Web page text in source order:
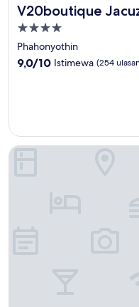
V20boutique
V20boutique Jacuzzi
Properti
bintang
4.0
Phahonyothin
9.0
9,0/10 Istimewa (254
Grandview Condominia